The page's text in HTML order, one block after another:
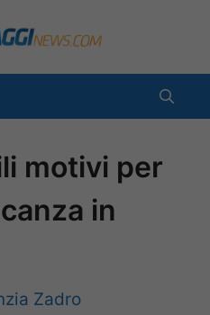
motivi per
in
Zadro